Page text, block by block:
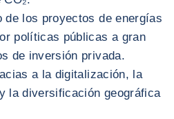
los proyectos de energías
políticas públicas a gran
de inversión privada.
a la digitalización, la
la diversificación geográfica